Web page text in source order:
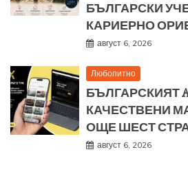
БЪЛГАРСКИ
КАРИЕРНО
август 6, 2026
Любопитно
БЪЛГАРСКИЯТ
КАЧЕСТВЕНИ
ОЩЕ ШЕСТ
август 6, 2026